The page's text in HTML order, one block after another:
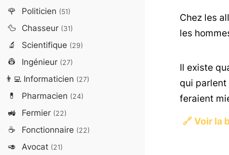
Chez les
les
Il existe
qui parlent
feraient
🔗 Voir la
🌹 Politicien (51)
🦆 Chasseur (31)
🔬 Scientifique (29)
👷 Ingénieur (27)
👨‍💻Informaticien (27)
💊 Pharmacien (24)
🚜 Fermier (22)
☕ Fonctionnaire (22)
🥑 Avocat (21)